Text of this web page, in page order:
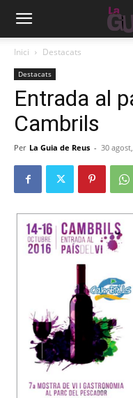
Inici Destacats
Destacats
Entrada al
Cambrils
Per La Guia de Reus - 30